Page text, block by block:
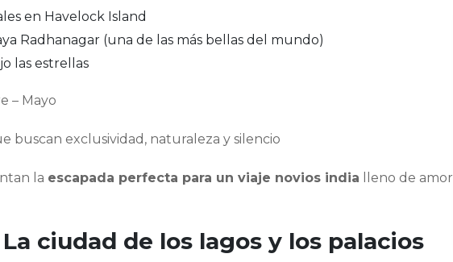
en Havelock Island
Radhanagar (una de las más bellas del mundo)
las estrellas
– Mayo
buscan exclusividad, naturaleza y silencio
la escapada perfecta para un viaje novios india lleno de amor
ciudad de los lagos y los palacios